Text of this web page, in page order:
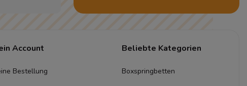
Account
Bestellung
Beliebte Kategorien
Boxspringbetten